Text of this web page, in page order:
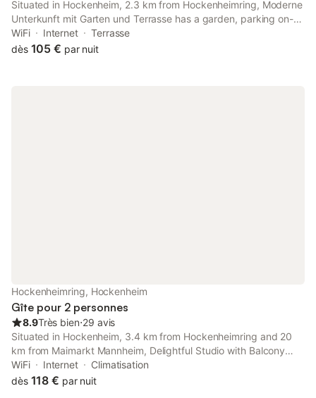
Situated in Hockenheim, 2.3 km from Hockenheimring, Moderne
Unterkunft mit Garten und Terrasse has a garden, parking on-
site and rooms with free WiFi access.
WiFi Internet
Terrasse
dès 105 € par nuit
Hockenheimring, Hockenheim
Gîte pour 2 personnes
8.9Très bien⋅29 avis
Situated in Hockenheim, 3.4 km from Hockenheimring and 20
km from Maimarkt Mannheim, Delightful Studio with Balcony
near Hockenheimring features spacious air-conditioned
accommodation with a terrace and free WiFi.
WiFi Internet
Climatisation
dès 118 € par nuit